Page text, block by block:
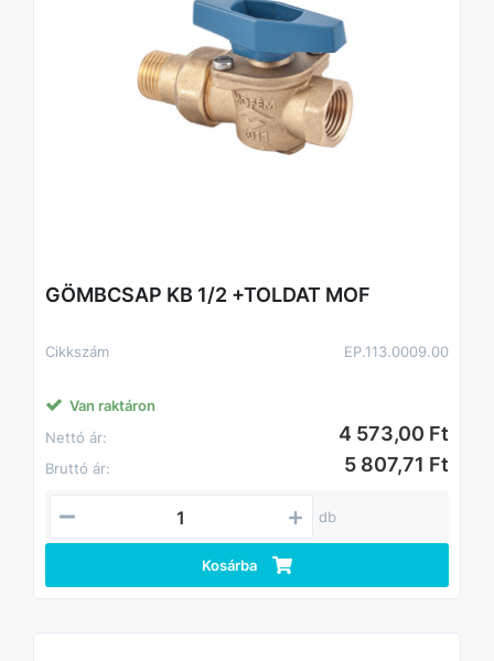
GÖMBCSAP KB 1/2 +TOLDAT MOF
Cikkszám EP.113.0009.00
Van raktáron
Nettó ár:
4 573,00 Ft
Bruttó ár: 5 807,71 Ft
db
Kosárba